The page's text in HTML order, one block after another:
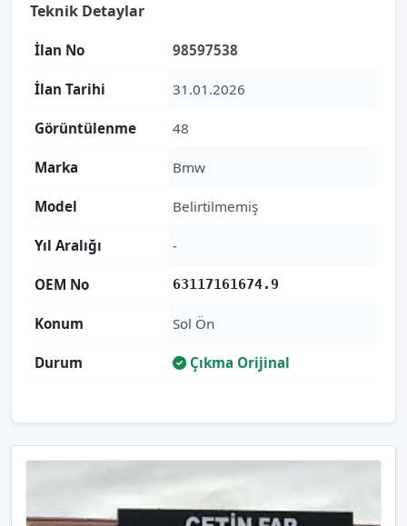
Teknik Detaylar
İlan No 98597538
İlan Tarihi 31.01.2026
Görüntülenme 48
Marka Bmw
Model Belirtilmemiş
Yıl Aralığı -
OEM No 63117161674.9
Konum Sol Ön
Durum Çıkma Orijinal